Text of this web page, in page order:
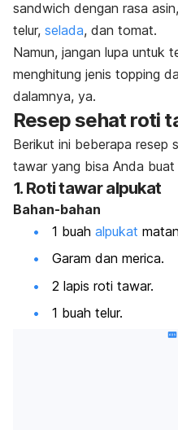
sandwich dengan rasa
telur, selada, dan tomat.
Namun, jangan lupa untuk
menghitung jenis topping
dalamnya, ya.
Resep sehat roti
Berikut ini beberapa resep
tawar yang bisa Anda buat
1. Roti tawar alpukat
Bahan-bahan
1 buah alpukat
Garam dan merica.
2 lapis roti tawar.
1 buah telur.